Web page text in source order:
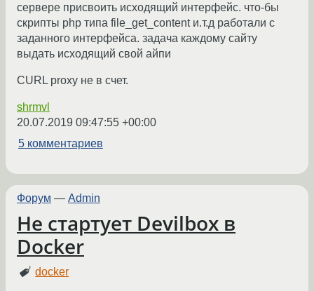
сервере присвоить исходящий интерфейс. что-бы
скрипты php типа file_get_content и.т.д работали с
заданного интерфейса. задача каждому сайту
выдать исходящий свой айпи
CURL proxy не в счет.
shrmvl
20.07.2019 09:47:55 +00:00
5 комментариев
Форум — Admin
Не стартует Devilbox в
Docker
docker